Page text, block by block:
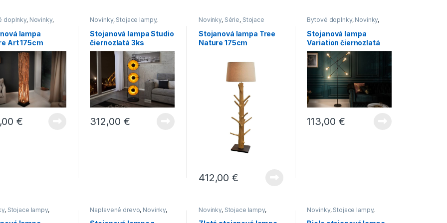
stojanových svietidiel vyberiete a budete sa
ktorú si ním vytvoríte.
doplnky, Novinky,
lampy
,Svietidlá
lampa
Art 175cm
drevo
€
Novinky, Stojace lampy,
Svietidlá
Stojanová lampa Studio
čiernozlatá 3ks
312,00 €
Novinky, Série, Stojace
Svietidlá
Stojanová lampa Tree
Nature 175cm
412,00€
Bytové doplnky, Novinky,
Stojace lampy
,Svietidlá
Stojanová lampa
Variation čiernozlatá
113,00 €
, Stojace lampy,
Naplavené drevo, Novinky,
Série
Stojace lampy
Novinky, Stojace lampy,
Svietidlá
Novinky, Stojace lampy,
Svietidlá